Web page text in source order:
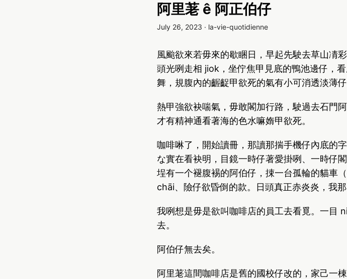
阿里荖 ê 阿正伯仔
July 26, 2023 · la-vie-quotidienne
風颱欲來若毋來的歇睏日，早起先駛去草山凊
頭光咧走相 jiok，坐佇焦甲見底的鴨池邊仔，
舞，規腹內的齷齪甲欲死的氣有小可消透淡薄仔
熱甲強欲袂喘氣，毋敢閣加行路，駛過去石門
才有精神通看著海的色水嘛媠甲欲死。
咖啡啉了，開始讀冊，那讀那揣手機仔內底的
な實在看袂明，目鏡一時仔著愛掛咧、一時仔
埕有一个褪腹裼的阿伯仔，捒一台孤輪的貓車
chāi、險仔欲昏倒的款。日頭真正赤炎炎，我
我咧想是毋是欲叫咖啡店的員工去看覓。一目
去。
阿伯仔無去矣。
阿里荖這間咖啡店是舊的國校仔改的，家己一